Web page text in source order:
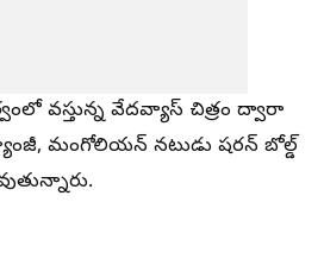
వస్తున్న వేదవ్యాస్ చిత్రం ద్వారా
మంగోలియన్ నటుడు షరన్ బోల్డ్